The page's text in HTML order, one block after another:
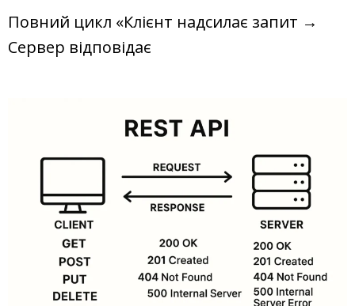
Повний цикл «Клієнт надсилає запит →
Сервер відповідає